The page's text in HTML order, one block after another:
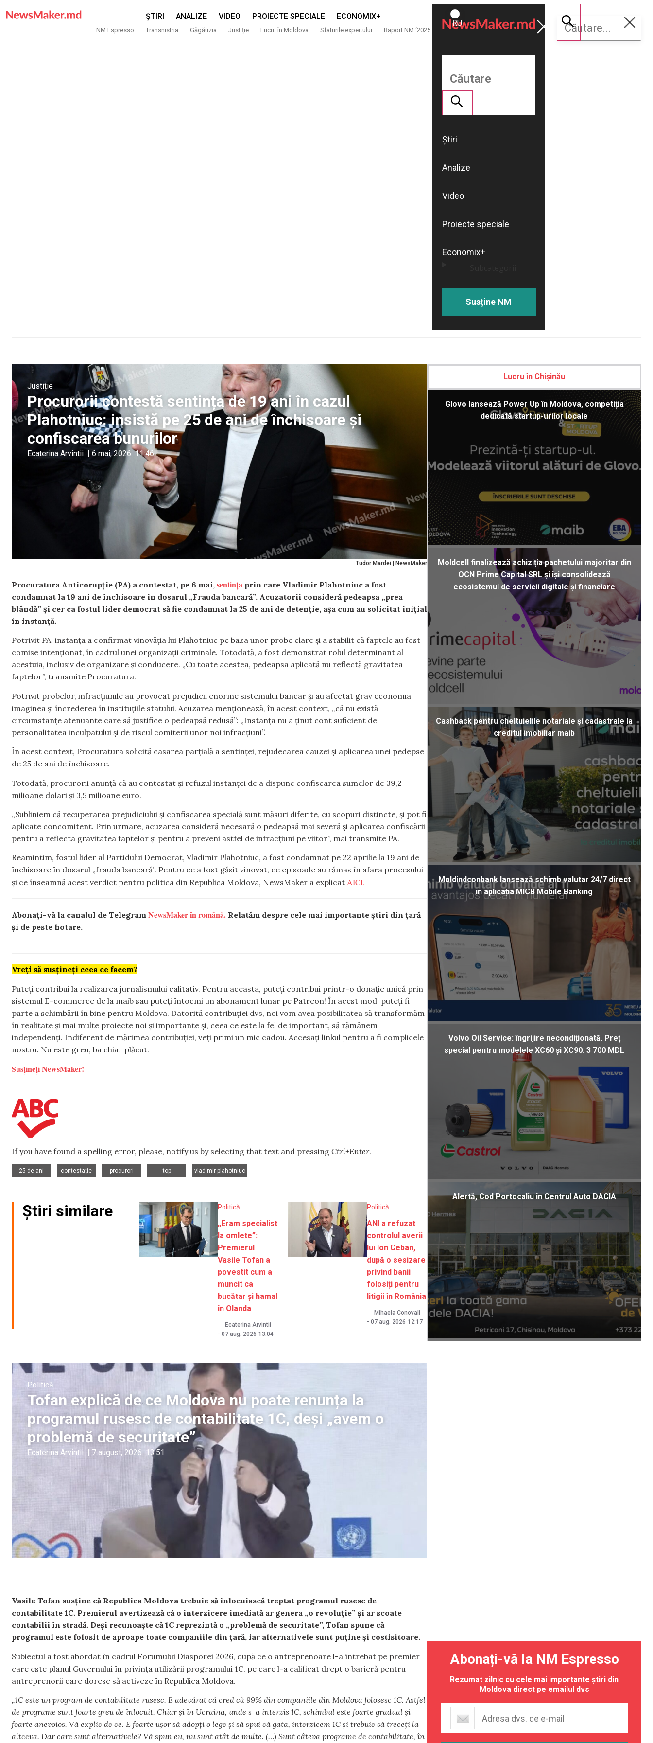
ȘTIRI ANALIZE VIDEO PROIECTE SPECIALE ECONOMIX+
NM Espresso Transnistria Găgăuzia Justiție Lucru în Moldova Sfaturile expertului Raport NM ‘2025
ROMÂNĂ
RU
Susține
NM
Știri
Analize
Video
Proiecte speciale
Economix+
Susține NM
Tudor Mardei | NewsMaker
Justiție
Procurorii contestă sentința de 19 ani în cazul
Plahotniuc: insistă pe 25 de ani de închisoare și
confiscarea bunurilor
Ecaterina Arvintii | 6 mai, 2026 11:46
Procuratura Anticorupție (PA) a contestat, pe 6 mai, sentința prin care Vladimir Plahotniuc a fost
condamnat la 19 ani de închisoare în dosarul „Frauda bancară”. Acuzatorii consideră pedeapsa „prea
blândă” și cer ca fostul lider democrat să fie condamnat la 25 de ani de detenție, așa cum au solicitat inițial
în instanță.
Potrivit PA, instanța a confirmat vinovăția lui Plahotniuc pe baza unor probe clare și a stabilit că faptele au fost
comise intenționat, în cadrul unei organizații criminale. Totodată, a fost demonstrat rolul determinant al
acestuia, inclusiv de organizare și conducere. „Cu toate acestea, pedeapsa aplicată nu reflectă gravitatea
faptelor”, transmite Procuratura.
Potrivit probelor, infracțiunile au provocat prejudicii enorme sistemului bancar și au afectat grav economia,
imaginea și încrederea în instituțiile statului. Acuzarea menționează, în acest context, „că nu există
circumstanțe atenuante care să justifice o pedeapsă redusă”: „Instanța nu a ținut cont suficient de
personalitatea inculpatului și de riscul comiterii unor noi infracțiuni”.
În acest context, Procuratura solicită casarea parțială a sentinței, rejudecarea cauzei și aplicarea unei pedepse
de 25 de ani de închisoare.
Totodată, procurorii anunță că au contestat și refuzul instanței de a dispune confiscarea sumelor de 39,2
milioane dolari și 3,5 milioane euro.
„Subliniem că recuperarea prejudiciului și confiscarea specială sunt măsuri diferite, cu scopuri distincte, și pot fi
aplicate concomitent. Prin urmare, acuzarea consideră necesară o pedeapsă mai severă și aplicarea confiscării
pentru a reflecta gravitatea faptelor și pentru a preveni astfel de infracțiuni pe viitor”, mai transmite PA.
Reamintim, fostul lider al Partidului Democrat, Vladimir Plahotniuc, a fost condamnat pe 22 aprilie la 19 ani de
închisoare în dosarul „frauda bancară”. Pentru ce a fost găsit vinovat, ce episoade au rămas în afara procesului
și ce înseamnă acest verdict pentru politica din Republica Moldova, NewsMaker a explicat AICI.
Abonați-vă la canalul de Telegram NewsMaker în română. Relatăm despre cele mai importante știri din țară
și de peste hotare.
Vreți să susțineți ceea ce facem?
Puteți contribui la realizarea jurnalismului calitativ. Pentru aceasta, puteți contribui printr-o donație unică prin
sistemul E-commerce de la maib sau puteți întocmi un abonament lunar pe Patreon! În acest mod, puteți fi
parte a schimbării în bine pentru Moldova. Datorită contribuției dvs, noi vom avea posibilitatea să transformăm
în realitate și mai multe proiecte noi și importante și, ceea ce este la fel de important, să rămânem
independenți. Indiferent de mărimea contribuției, veți primi un mic cadou. Accesați linkul pentru a fi complicele
nostru. Nu este greu, ba chiar plăcut.
Susțineți NewsMaker!
If you have found a spelling error, please, notify us by selecting that text and pressing Ctrl+Enter.
25 de ani
contestație
procurori
top
vladimir plahotniuc
Știri similare Politică
„Eram specialist
la omlete”:
Premierul
Vasile Tofan a
povestit cum a
muncit ca
bucătar și hamal
în Olanda
Ecaterina Arvintii
- 07 aug. 2026 13:04
Politică
ANI a refuzat
controlul averii
lui Ion Ceban,
după o sesizare
privind banii
folosiți pentru
litigii în România
Mihaela Conovali
- 07 aug. 2026 12:17
Politică
Tofan explică de ce Moldova nu poate renunța la
programul rusesc de contabilitate 1C, deși „avem o
problemă de securitate”
Ecaterina Arvintii 7 august, 2026 13:51
Vasile Tofan susține că Republica Moldova trebuie să înlocuiască treptat programul rusesc de
contabilitate 1C. Premierul avertizează că o interzicere imediată ar genera „o revoluție” și ar scoate
contabilii în stradă. Deși recunoaște că 1C reprezintă o „problemă de securitate”, Tofan spune că
programul este folosit de aproape toate companiile din țară, iar alternativele sunt puține și costisitoare.
Subiectul a fost abordat în cadrul Forumului Diasporei 2026, după ce o antreprenoare l-a întrebat pe premier
care este planul Guvernului în privința utilizării programului 1C, pe care l-a calificat drept o barieră pentru
antreprenorii care doresc să activeze în Republica Moldova.
„1C este un program de contabilitate rusesc. E adevărat că cred că 99% din companiile din Moldova folosesc 1C. Astfel
de programe sunt foarte greu de înlocuit. Chiar și în Ucraina, unde s-a interzis 1C, schimbul este foarte gradual și
foarte anevoios. Vă explic de ce. E foarte ușor să adopți o lege și să spui că gata, interzicem 1C și trebuie să treceți la
altceva. Dar care sunt alternativele? Vă spun eu, nu sunt atât de multe. (…) Sunt câteva programe de contabilitate, în
Lucru în Chișinău
Glovo lansează Power Up în Moldova, competiția
dedicată startup-urilor locale
Moldcell finalizează achiziția pachetului majoritar din
OCN Prime Capital SRL și își consolidează
ecosistemul de servicii digitale și financiare
Cashback pentru cheltuielile notariale și cadastrale la
creditul imobiliar maib
Moldindconbank lansează schimb valutar 24/7 direct
în aplicația MICB Mobile Banking
Volvo Oil Service: îngrijire necondiționată. Preț
special pentru modelele XC60 și XC90: 3 700 MDL
Alertă, Cod Portocaliu în Centrul Auto DACIA
Abonați-vă la NM Espresso
Rezumat zilnic cu cele mai importante știri din
Moldova direct pe emailul dvs